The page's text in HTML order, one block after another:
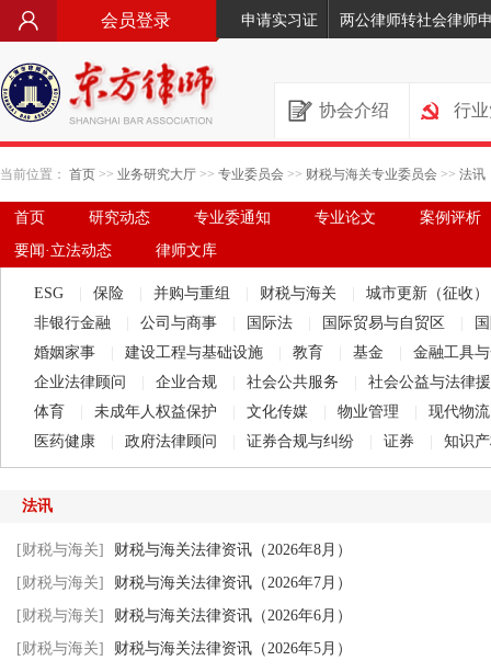
会员登录 申请实习证 两公律师转社会律师
协会介绍 行
当前位置： 首页 >> 业务研究大厅 >> 专业委员会 >> 财税与海关专业委员会 >> 法讯
首页 研究动态 专业委通知 专业论文
案例评析
要闻·立法动态
律师文库
ESG 保险 并购与重组 财税与海关
城市更新（征收
非银行金融
公司与商事 国际法 国际贸易与自贸区
婚姻家事
建设工程与基础设施 教育 基金
金融工具
企业法律顾问
企业合规 社会公共服务
社会公益与法律
体育
未成年人权益保护 文化传媒 物业管理
现代物
医药健康
政府法律顾问 证券合规与纠纷 证券 知识
法讯
[财税与海关]
财税与海关法律资讯（2026年8月）
[财税与海关]
财税与海关法律资讯（2026年7月）
[财税与海关]
财税与海关法律资讯（2026年6月）
[财税与海关]
财税与海关法律资讯（2026年5月）